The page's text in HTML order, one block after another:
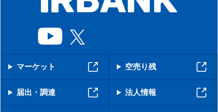
マーケット 空売り残
届出・調達 法人情報